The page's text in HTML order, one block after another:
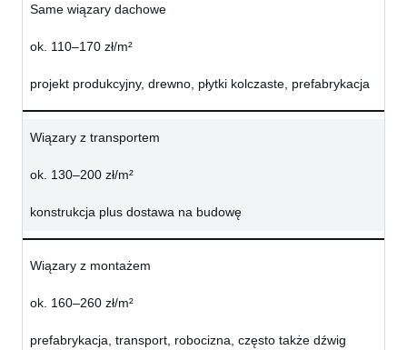
Same wiązary dachowe
ok. 110–170 zł/m²
projekt produkcyjny, drewno, płytki kolczaste, prefabrykacja
Wiązary z transportem
ok. 130–200 zł/m²
konstrukcja plus dostawa na budowę
Wiązary z montażem
ok. 160–260 zł/m²
prefabrykacja, transport, robocizna, często także dźwig